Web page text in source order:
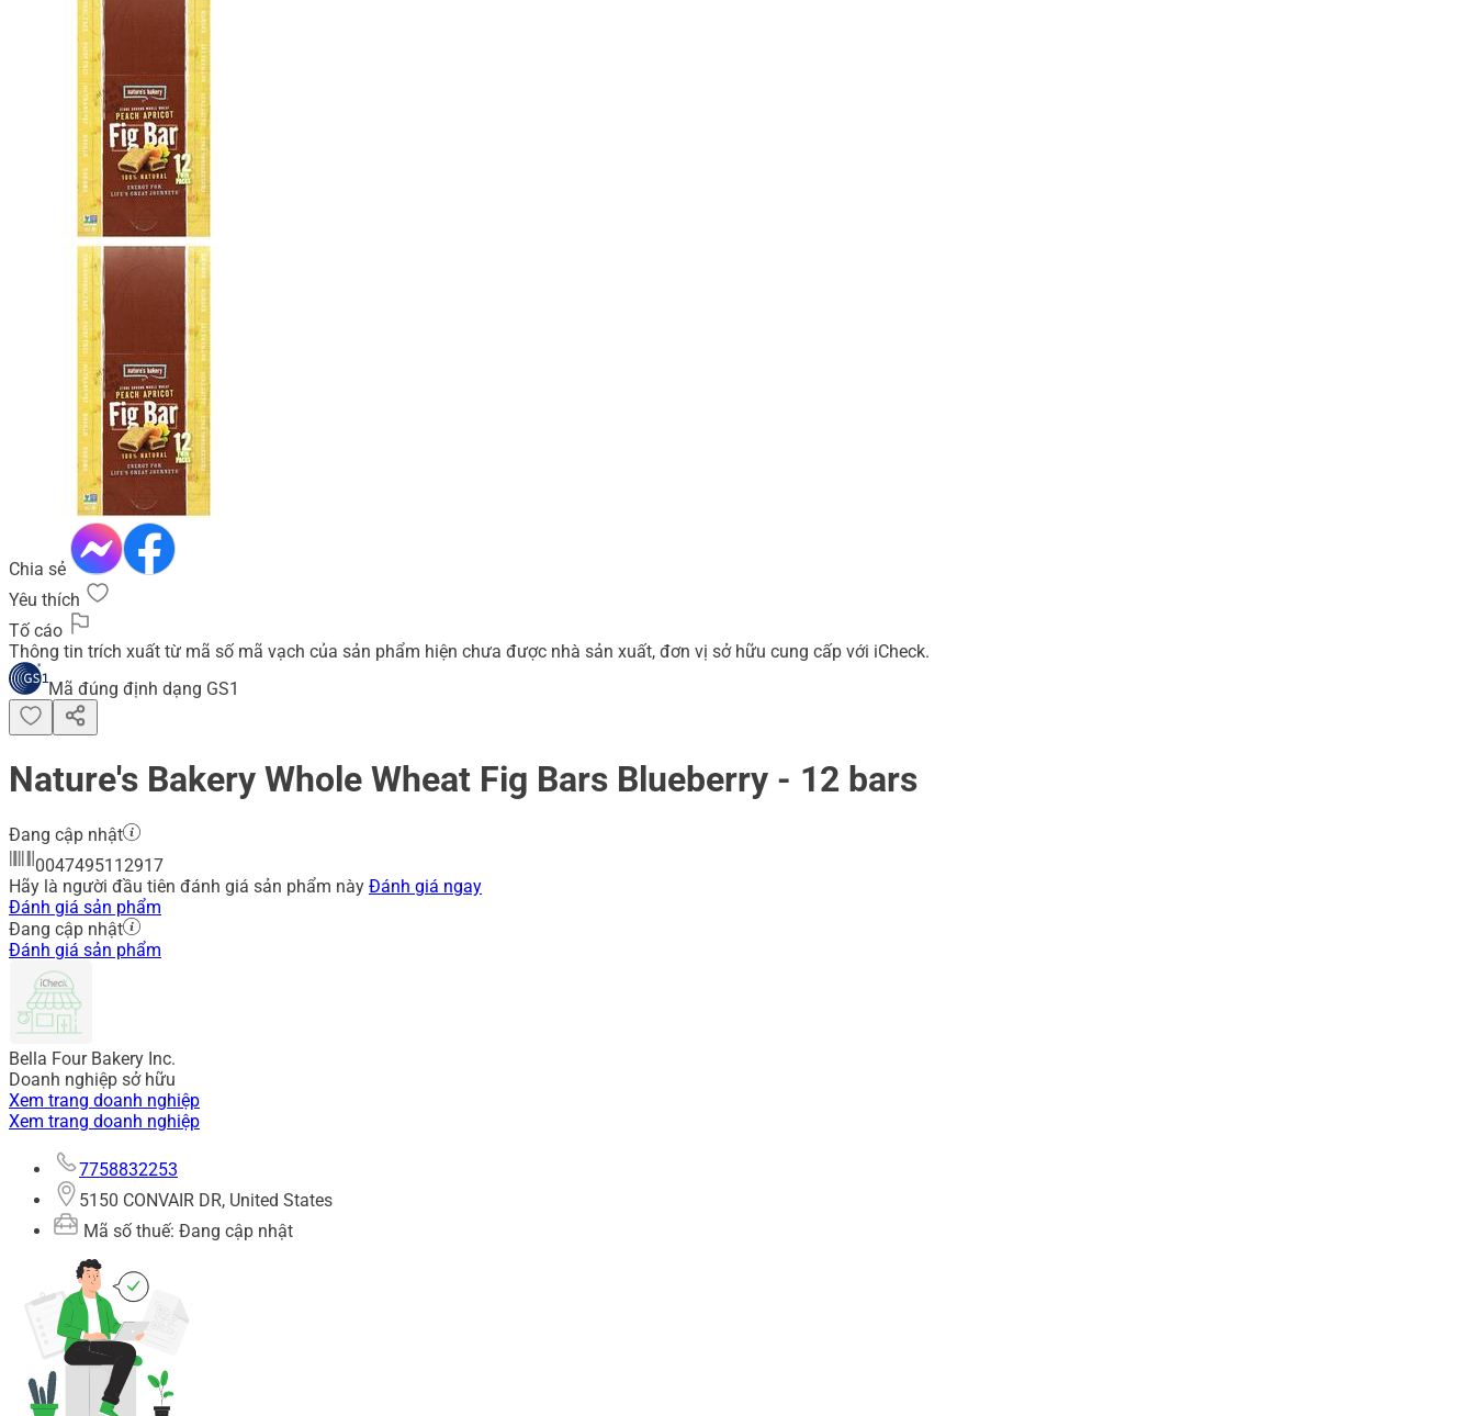
Chia sẻ
Yêu thích
Tố cáo
Thông tin trích xuất từ mã số mã vạch của sản phẩm hiện chưa được nhà sản xuất, đơn vị sở hữu cung cấp với iCheck.
Mã đúng định dạng GS1
Nature's Bakery Whole Wheat Fig Bars Blueberry - 12 bars
Đang cập nhật
0047495112917
Hãy là người đầu tiên đánh giá sản phẩm này Đánh giá ngay
Đánh giá sản phẩm
Đang cập nhật
Đánh giá sản phẩm
Bella Four Bakery Inc.
Doanh nghiệp sở hữu
Xem trang doanh nghiệp
Xem trang doanh nghiệp
7758832253
5150 CONVAIR DR, United States
Mã số thuế: Đang cập nhật